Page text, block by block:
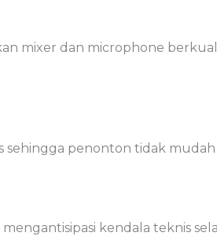
mixer dan microphone
penonton tidak mudah
kendala teknis